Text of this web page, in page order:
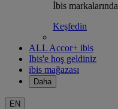
İbis markalarında
Keşfedin
ALL Accor+ ibis
Ibis'e hoş geldiniz
ibis mağazası
Daha
EN